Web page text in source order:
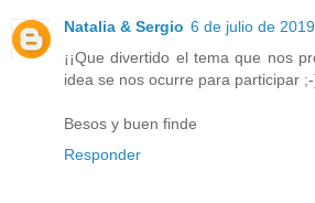
Natalia & Sergio 6 de julio de
¡¡Que divertido el tema que nos
idea se nos ocurre para participar
Besos y buen finde
Responder